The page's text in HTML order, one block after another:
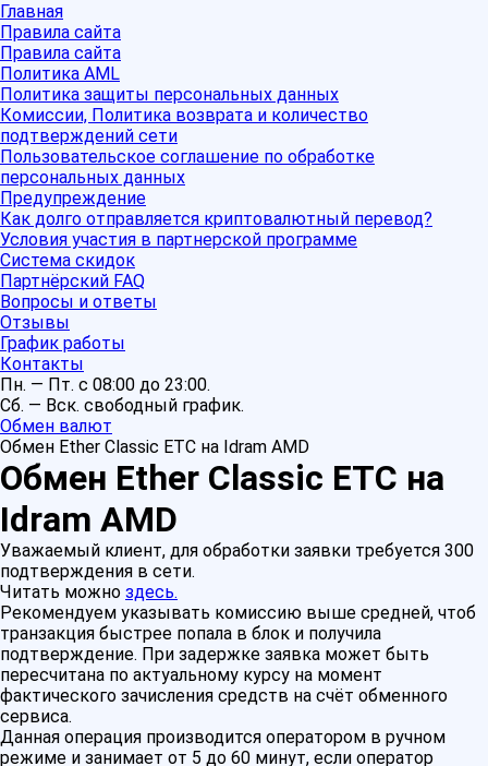
Главная
Правила сайта
Правила сайта
Политика AML
Политика защиты персональных данных
Комиссии, Политика возврата и количество
подтверждений сети
Пользовательское соглашение по обработке
персональных данных
Предупреждение
Как долго отправляется криптовалютный перевод?
Условия участия в партнерской программе
Система скидок
Партнёрский FAQ
Вопросы и ответы
Отзывы
График работы
Контакты
Пн. — Пт. с 08:00 до 23:00.
Сб. — Вск. свободный график.
Обмен валют
Обмен Ether Classic ETC на Idram AMD
Обмен Ether Classic ETC на
Idram AMD
Уважаемый клиент, для обработки заявки требуется 300
подтверждения в сети.
Читать можно здесь.
Рекомендуем указывать комиссию выше средней, чтоб
транзакция быстрее попала в блок и получила
подтверждение. При задержке заявка может быть
пересчитана по актуальному курсу на момент
фактического зачисления средств на счёт обменного
сервиса.
Данная операция производится оператором в ручном
режиме и занимает от 5 до 60 минут, если оператор